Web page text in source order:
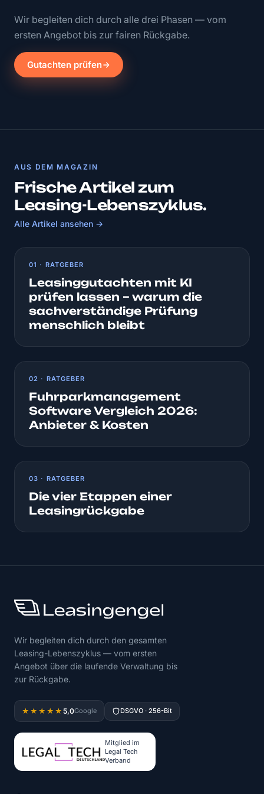
Wir begleiten dich durch alle drei Phasen — vom
ersten Angebot bis zur fairen Rückgabe.
Gutachten prüfen
AUS DEM MAGAZIN
Frische Artikel zum
Leasing-Lebenszyklus.
Alle Artikel ansehen →
01 · RATGEBER
Leasinggutachten mit KI
prüfen lassen – warum die
sachverständige Prüfung
menschlich bleibt
02 · RATGEBER
Fuhrparkmanagement
Software Vergleich 2026:
Anbieter & Kosten
03 · RATGEBER
Die vier Etappen einer
Leasingrückgabe
Wir begleiten dich durch den gesamten
Leasing-Lebenszyklus — vom ersten
Angebot über die laufende Verwaltung bis
zur Rückgabe.
★★★★★ 5,0Google DSGVO · 256-Bit
Mitglied im
Legal Tech
Verband